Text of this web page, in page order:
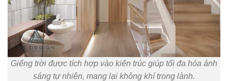
Giếng trời được tích hợp vào kiến trúc giúp tối đa hóa ánh
sáng tự nhiên, mang lại không khí trong lành.